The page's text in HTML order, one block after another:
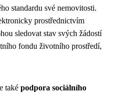
standardu své nemovitosti.
prostřednictvím
sledovat stav svých žádostí
fondu životního prostředí,
také podpora sociálního